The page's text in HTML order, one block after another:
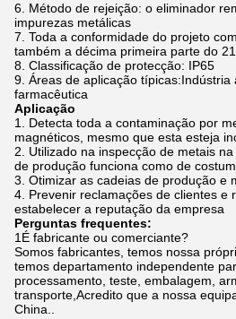
Método de rejeição: o eliminador
impurezas metálicas
Toda a conformidade do projeto
também a décima primeira parte do
Classificação de protecção: IP65
Áreas de aplicação típicas:Indústria
farmacêutica
Aplicação
Detecta toda a contaminação por
magnéticos, mesmo que esta esteja
Utilizado na inspecção de metais
de produção funciona como de
Otimizar as cadeias de produção e
Prevenir reclamações de clientes e
estabelecer a reputação da empresa
Perguntas frequentes:
1É fabricante ou comerciante?
Somos fabricantes, temos nossa
temos departamento independente
processamento, teste, embalagem,
transporte,Acredito que a nossa
China..